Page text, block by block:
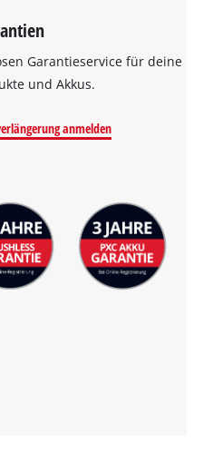
Garantieservice für deine
und Akkus.
anmelden